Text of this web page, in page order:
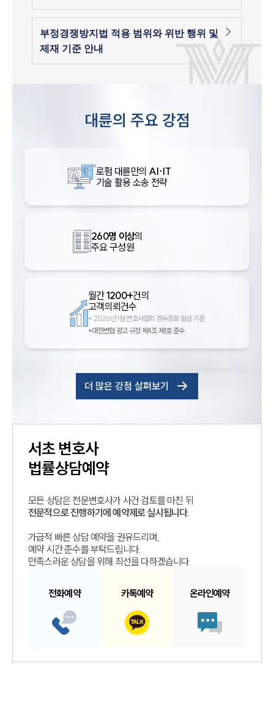
부정경쟁방지법 적용 범위와 위반 행위 및
제재 기준 안내
대륜의 주요 강점
로펌 대륜만의 AI·IT
기술 활용 소송 전략
260명 이상의
주요 구성원
월간1200+건의
고객의뢰건수
* 2026년 1월 변호사협회 경유증표 발급 기준
*대한변협 광고 규정 제4조 제1호 준수
더 많은 강점 살펴보기
서초 변호사
법률상담예약
모든 상담은 전문변호사가 사건 검토를 마친 뒤
전문적으로 진행하기에 예약제로 실시됩니다.
가급적 빠른 상담 예약을 권유드리며,
예약 시간 준수를 부탁드립니다.
만족스러운 상담을 위해 최선을 다하겠습니다.
전화예약 카톡예약 온라인예약